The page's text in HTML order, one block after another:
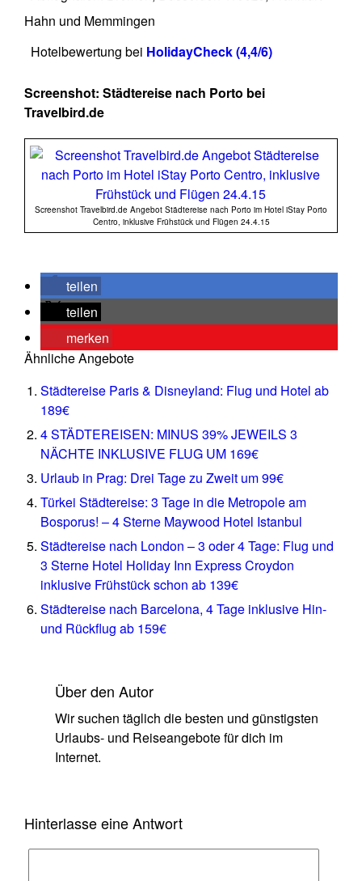
Hahn und Memmingen
Hotelbewertung bei HolidayCheck (4,4/6)
Screenshot: Städtereise nach Porto bei
Travelbird.de
Screenshot Travelbird.de Angebot Städtereise nach Porto im Hotel iStay Porto
Centro, inklusive Frühstück und Flügen 24.4.15
teilen
teilen
merken
Ähnliche Angebote
Städtereise Paris & Disneyland: Flug und Hotel ab
189€
4 STÄDTEREISEN: MINUS 39% JEWEILS 3
NÄCHTE INKLUSIVE FLUG UM 169€
Urlaub in Prag: Drei Tage zu Zweit um 99€
Türkei Städtereise: 3 Tage in die Metropole am
Bosporus! – 4 Sterne Maywood Hotel Istanbul
Städtereise nach London – 3 oder 4 Tage: Flug und
3 Sterne Hotel Holiday Inn Express Croydon
inklusive Frühstück schon ab 139€
Städtereise nach Barcelona, 4 Tage inklusive Hin-
und Rückflug ab 159€
Über den Autor
Wir suchen täglich die besten und günstigsten
Urlaubs- und Reiseangebote für dich im
Internet.
Hinterlasse eine Antwort